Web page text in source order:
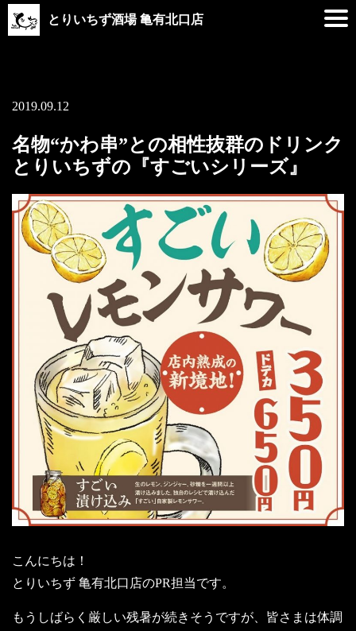
とりいちず酒場 亀有北口店
2019.09.12
名物“かわ串”との相性抜群のドリンク
とりいちずの『すごいシリーズ』
こんにちは！
とりいちず 亀有北口店のPR担当です。
もうしばらく厳しい残暑が続きそうですが、皆さまは体調